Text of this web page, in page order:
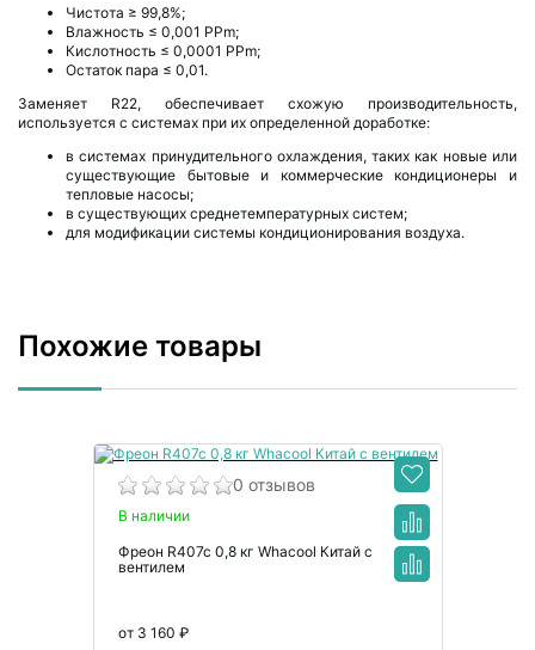
Чистота ≥ 99,8%;
Влажность ≤ 0,001 PPm;
Кислотность ≤ 0,0001 PPm;
Остаток пара ≤ 0,01.
Заменяет R22, обеспечивает схожую производительность,
используется с системах при их определенной доработке:
в системах принудительного охлаждения, таких как новые или
существующие бытовые и коммерческие кондиционеры и
тепловые насосы;
в существующих среднетемпературных систем;
для модификации системы кондиционирования воздуха.
Похожие товары
0 отзывов
В наличии
Фреон R407c 0,8 кг Whacool Китай с
вентилем
от 3 160 ₽